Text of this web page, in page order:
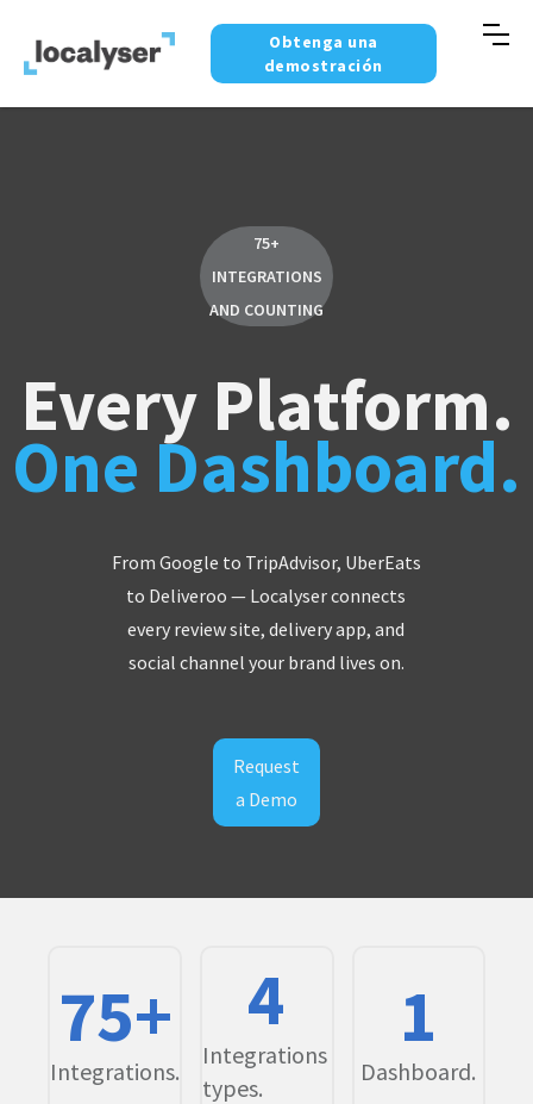
Obtenga una
demostración
75+
INTEGRATIONS
AND COUNTING
Every Platform.
One Dashboard.
From Google to TripAdvisor, UberEats
to Deliveroo — Localyser connects
every review site, delivery app, and
social channel your brand lives on.
Request
a Demo
75+
Integrations.
4
Integrations
types.
1
Dashboard.